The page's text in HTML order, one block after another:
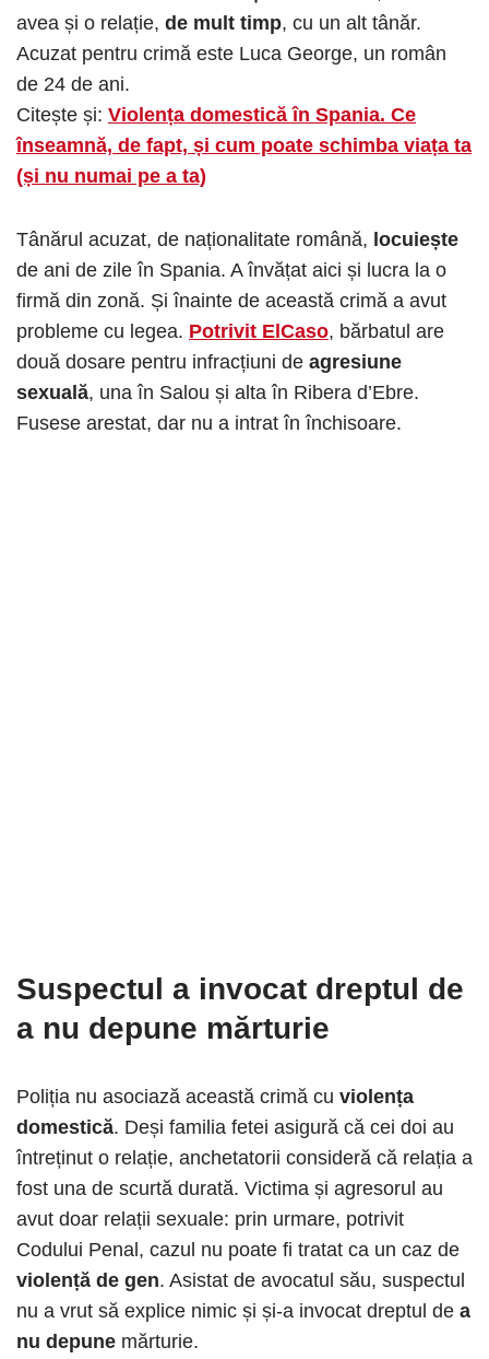
avea și o relație, de mult timp, cu un alt tânăr.
Acuzat pentru crimă este Luca George, un român
de 24 de ani.
Citește și: Violența domestică în Spania. Ce
înseamnă, de fapt, și cum poate schimba viața ta
(și nu numai pe a ta)
Tânărul acuzat, de naționalitate română, locuiește
de ani de zile în Spania. A învățat aici și lucra la o
firmă din zonă. Și înainte de această crimă a avut
probleme cu legea. Potrivit ElCaso, bărbatul are
două dosare pentru infracțiuni de agresiune
sexuală, una în Salou și alta în Ribera d’Ebre.
Fusese arestat, dar nu a intrat în închisoare.
Suspectul a invocat dreptul de
a nu depune mărturie
Poliția nu asociază această crimă cu violența
domestică. Deși familia fetei asigură că cei doi au
întreținut o relație, anchetatorii consideră că relația a
fost una de scurtă durată. Victima și agresorul au
avut doar relații sexuale: prin urmare, potrivit
Codului Penal, cazul nu poate fi tratat ca un caz de
violență de gen. Asistat de avocatul său, suspectul
nu a vrut să explice nimic și și-a invocat dreptul de a
nu depune mărturie.